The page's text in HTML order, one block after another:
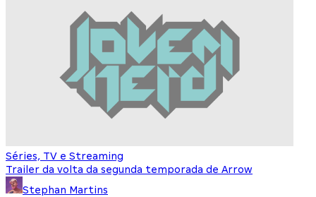
Séries, TV e Streaming
Trailer da volta da segunda temporada de Arrow
Stephan Martins